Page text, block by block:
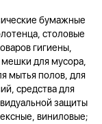
бумажные
столовые
гигиены,
для мусора,
мытья полов, для
средства для
защиты
виниловые;